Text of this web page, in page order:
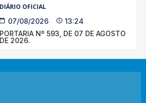
DIÁRIO OFICIAL
07/08/2026
13:24
PORTARIA Nº 593, DE 07 DE AGOSTO
DE 2026.